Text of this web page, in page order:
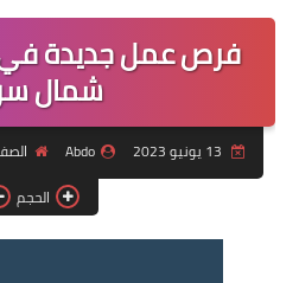
فرص عمل جديدة
شمال
Abdo
الحجم